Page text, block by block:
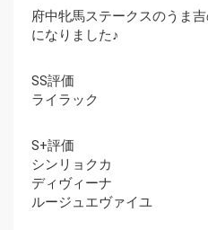
府中牝馬ステークスのうま
になりました♪
SS評価
ライラック
S+評価
シンリョクカ
ディヴィーナ
ルージュエヴァイユ